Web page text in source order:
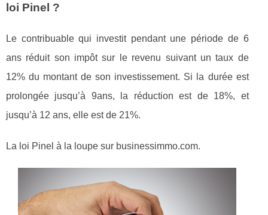
loi Pinel ?
Le contribuable qui investit pendant une période de 6
ans réduit son impôt sur le revenu suivant un taux de
12% du montant de son investissement. Si la durée est
prolongée jusqu’à 9ans, la réduction est de 18%, et
jusqu’à 12 ans, elle est de 21%.
La loi Pinel à la loupe sur businessimmo.com.